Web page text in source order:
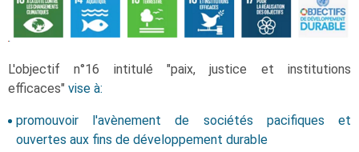
L'objectif n°16 intitulé "paix, justice et institutions
efficaces" vise à:
promouvoir l'avènement de sociétés pacifiques et
ouvertes aux fins de développement durable